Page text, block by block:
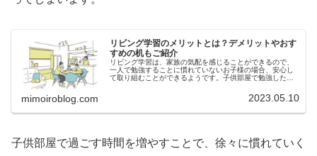
リビング学習のメリットとは？デメリットやおす
すめの机もご紹介
リビング学習は、家族の気配を感じることができるので、
一人で勉強することに慣れていないお子様の場合、安心し
て取り組むことができるようです。子供部屋で勉強したほ
mimoiroblog.com 2023.05.10
子供部屋で過ごす時間を増やすことで、徐々に慣れていく